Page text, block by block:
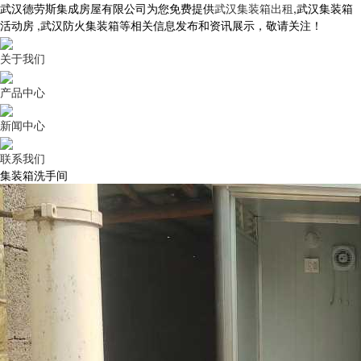
武汉德劳斯集成房屋有限公司为您免费提供武汉集装箱出租,武汉集装箱
活动房 ,武汉防火集装箱等相关信息发布和资讯展示，敬请关注！
关于我们
产品中心
新闻中心
联系我们
集装箱洗手间